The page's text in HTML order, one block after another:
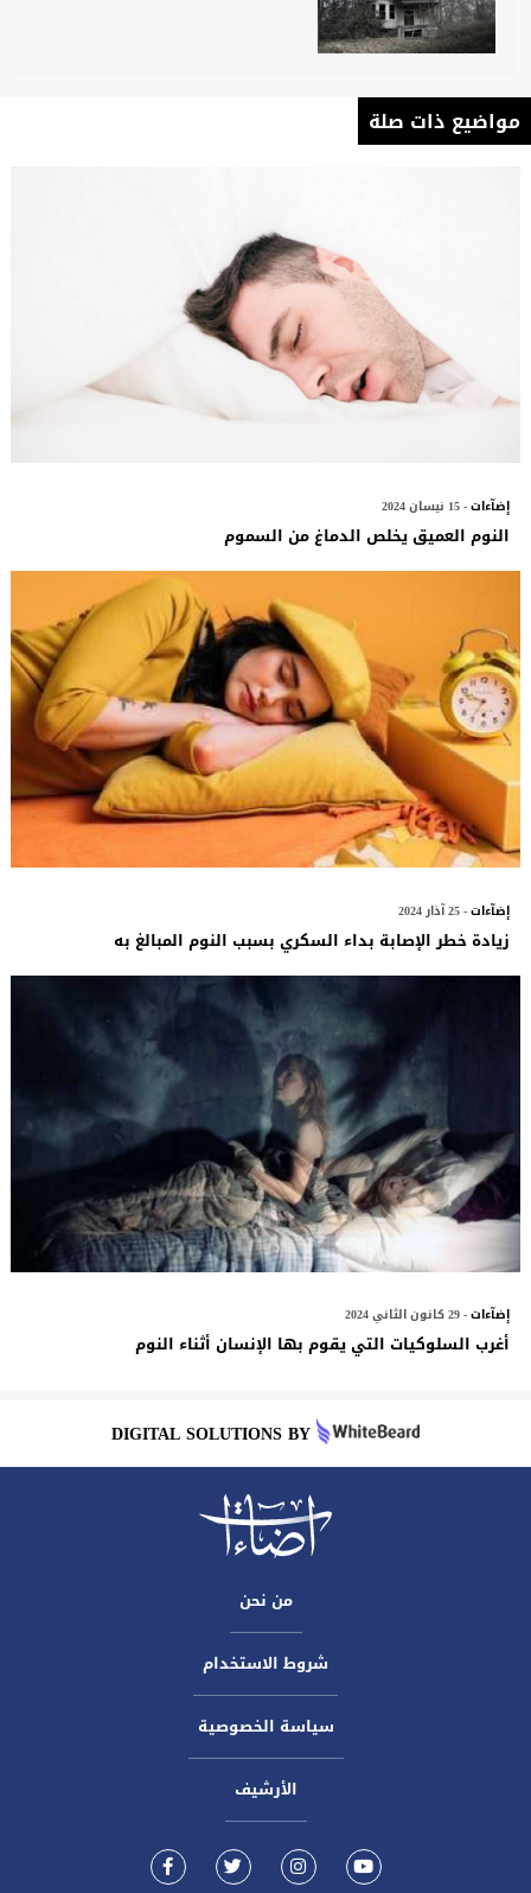
مواضيع ذات صلة
إضآءات- 15 نيسان 2024
النوم العميق يخلص الدماغ من السموم
إضآءات- 25 آذار 2024
زيادة خطر الإصابة بداء السكري بسبب النوم المبالغ به
إضآءات- 29 كانون الثاني 2024
أغرب السلوكيات التي يقوم بها الإنسان أثناء النوم
DIGITAL SOLUTIONS BY
من نحن
شروط الاستخدام
سياسة الخصوصية
الأرشيف